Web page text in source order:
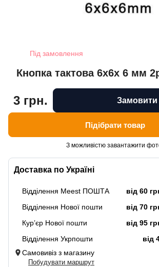
Під замовлення
Кнопка тактова 6x6x 6 мм
Доставка по Україні
Відділення Meest ПОШТА від 60
Відділення Нової пошти
від 70
Кур’єр Нової пошти
від 95
Відділення Укрпошти
від
Самовивіз з магазину
Побудувати маршрут
3 грн. Замовити
Підібрати товар
З можливістю завантажити